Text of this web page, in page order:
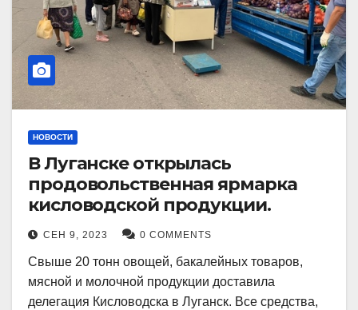
НОВОСТИ
В Луганске открылась
продовольственная ярмарка
кисловодской продукции.
СЕН 9, 2023 0 COMMENTS
Свыше 20 тонн овощей, бакалейных товаров,
мясной и молочной продукции доставила
делегация Кисловодска в Луганск. Все средства,